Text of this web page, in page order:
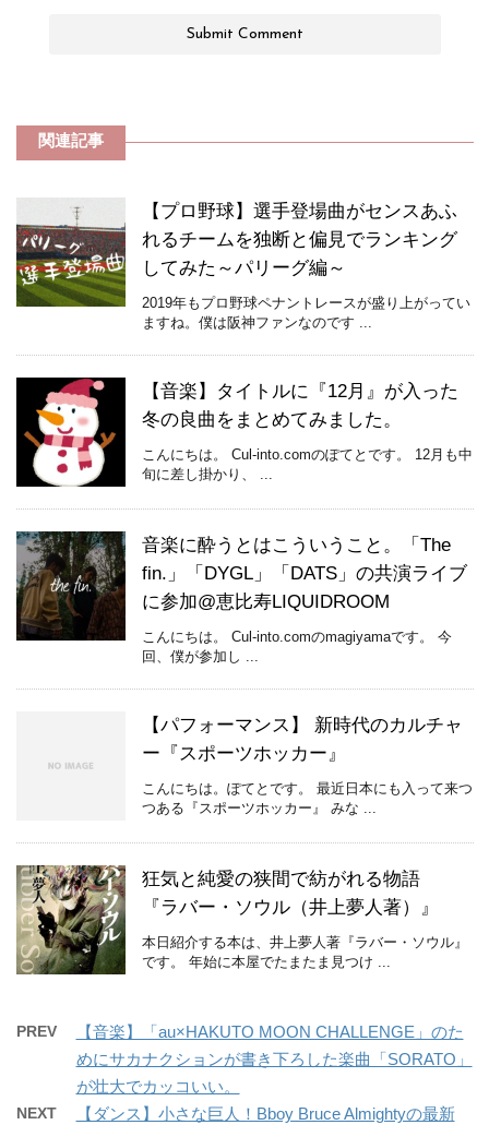
関連記事
【プロ野球】選手登場曲がセンスあふ
れるチームを独断と偏見でランキング
してみた～パリーグ編～
2019年もプロ野球ペナントレースが盛り上がってい
ますね。僕は阪神ファンなのです ...
【音楽】タイトルに『12月』が入った
冬の良曲をまとめてみました。
こんにちは。 Cul-into.comのぽてとです。 12月も中
旬に差し掛かり、 ...
音楽に酔うとはこういうこと。「The
fin.」「DYGL」「DATS」の共演ライブ
に参加@恵比寿LIQUIDROOM
こんにちは。 Cul-into.comのmagiyamaです。 今
回、僕が参加し ...
【パフォーマンス】 新時代のカルチャ
ー『スポーツホッカー』
こんにちは。ぽてとです。 最近日本にも入って来つ
つある『スポーツホッカー』 みな ...
狂気と純愛の狭間で紡がれる物語
『ラバー・ソウル（井上夢人著）』
本日紹介する本は、井上夢人著『ラバー・ソウル』
です。 年始に本屋でたまたま見つけ ...
PREV
【音楽】「au×HAKUTO MOON CHALLENGE」のた
めにサカナクションが書き下ろした楽曲「SORATO」
が壮大でカッコいい。
NEXT 【ダンス】小さな巨人！Bboy Bruce Almightyの最新